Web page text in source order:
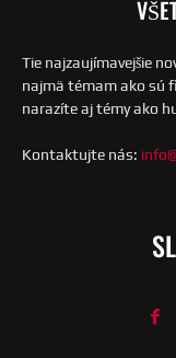
Tie najzaujímavejšie
najmä témam ako sú
narazíte aj témy ako
Kontaktujte nás: